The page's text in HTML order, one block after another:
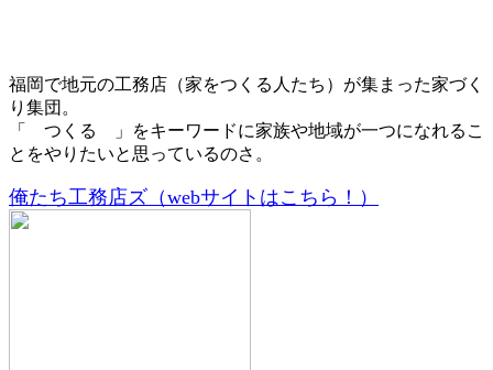
福岡で地元の工務店（家をつくる人たち）が集まった家づく
り集団。
「 つくる 」をキーワードに家族や地域が一つになれるこ
とをやりたいと思っているのさ。
俺たち工務店ズ（webサイトはこちら！）